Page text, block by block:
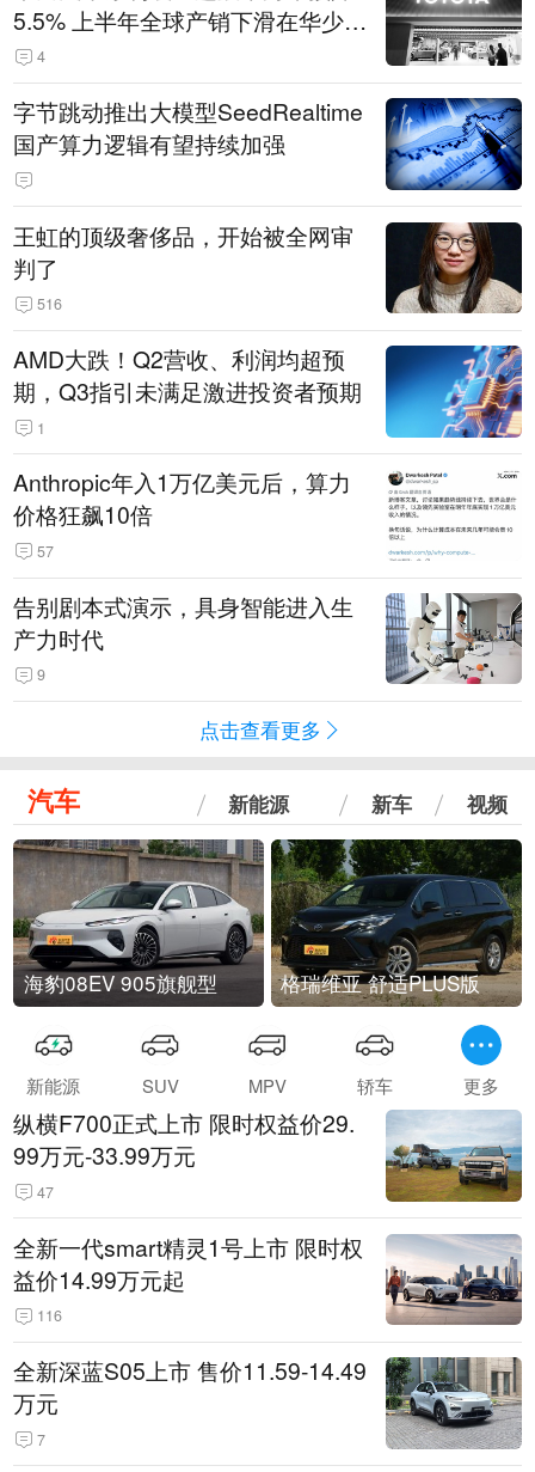
5.5% 上半年全球产销下滑在华少卖
14.3万辆
4
字节跳动推出大模型SeedRealtime
国产算力逻辑有望持续加强
王虹的顶级奢侈品，开始被全网审
判了
516
AMD大跌！Q2营收、利润均超预
期，Q3指引未满足激进投资者预期
1
Anthropic年入1万亿美元后，算力
价格狂飙10倍
57
告别剧本式演示，具身智能进入生
产力时代
9
点击查看更多
汽车 新能源 新车 视频
海豹08EV 905旗舰型 格瑞维亚 舒适PLUS版
新能源 SUV MPV 轿车 更多
纵横F700正式上市 限时权益价29.
99万元-33.99万元
47
全新一代smart精灵1号上市 限时权
益价14.99万元起
116
全新深蓝S05上市 售价11.59-14.49
万元
7